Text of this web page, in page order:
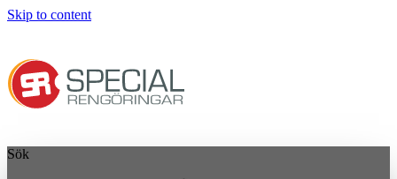
Skip to content
Sök